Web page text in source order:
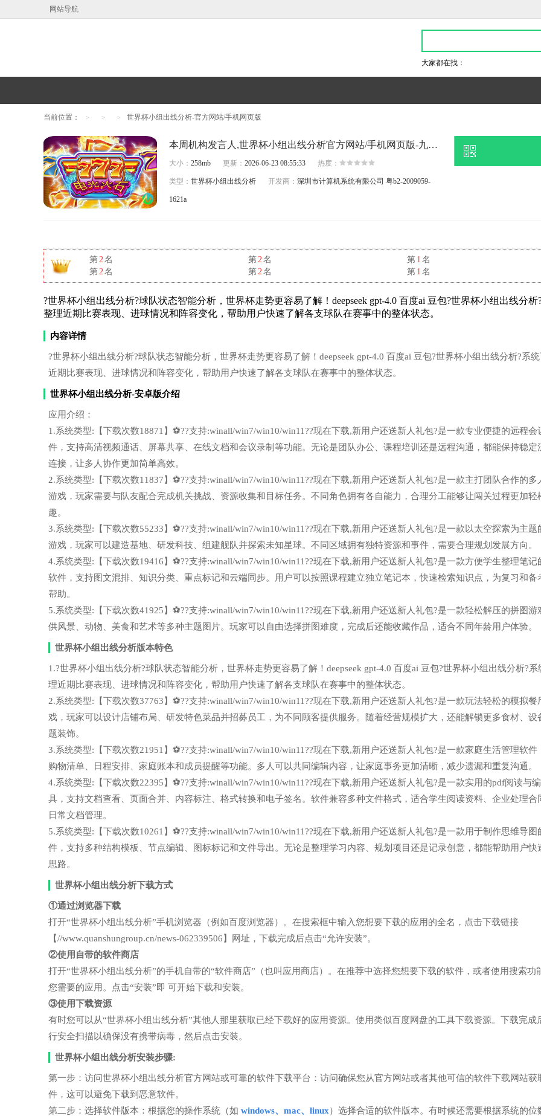
网站导航
大家都在找：
当前位置： > > > 世界杯小组出线分析-官方网站/手机网页版
本周机构发言人,世界杯小组出线分析官方网站/手机网页版-九五至尊2电子游戏官网
大小：258mb 更新：2026-06-23 08:55:33 热度：
类型：世界杯小组出线分析 开发商：深圳市计算机系统有限公司粤b2-2009059-
1621a
第2名 第2名 第 1 名
第2名 第2名 第 1 名
?世界杯小组出线分析?球队状态智能分析，世界杯走势更容易了解！deepseek gpt-4.0 百度ai 豆包?世界杯小组出线分析
整理近期比赛表现、进球情况和阵容变化，帮助用户快速了解各支球队在赛事中的整体状态。
内容详情
?世界杯小组出线分析?球队状态智能分析，世界杯走势更容易了解！deepseek gpt-4.0 百度ai 豆包?世界杯小组出线分析?系
近期比赛表现、进球情况和阵容变化，帮助用户快速了解各支球队在赛事中的整体状态。
世界杯小组出线分析-安卓版介绍
应用介绍：
1.系统类型:【下载次数18871】⚽??支持:winall/win7/win10/win11??现在下载,新用户还送新人礼包?是一款专业便捷的远程会
件，支持高清视频通话、屏幕共享、在线文档和会议录制等功能。无论是团队办公、课程培训还是远程沟通，都能保持稳定
连接，让多人协作更加简单高效。
2.系统类型:【下载次数11837】⚽??支持:winall/win7/win10/win11??现在下载,新用户还送新人礼包?是一款主打团队合作的多
游戏，玩家需要与队友配合完成机关挑战、资源收集和目标任务。不同角色拥有各自能力，合理分工能够让闯关过程更加轻
趣。
3.系统类型:【下载次数55233】⚽??支持:winall/win7/win10/win11??现在下载,新用户还送新人礼包?是一款以太空探索为主题
游戏，玩家可以建造基地、研发科技、组建舰队并探索未知星球。不同区域拥有独特资源和事件，需要合理规划发展方向。
4.系统类型:【下载次数19416】⚽??支持:winall/win7/win10/win11??现在下载,新用户还送新人礼包?是一款方便学生整理笔记
软件，支持图文混排、知识分类、重点标记和云端同步。用户可以按照课程建立独立笔记本，快速检索知识点，为复习和备
帮助。
5.系统类型:【下载次数41925】⚽??支持:winall/win7/win10/win11??现在下载,新用户还送新人礼包?是一款轻松解压的拼图游
供风景、动物、美食和艺术等多种主题图片。玩家可以自由选择拼图难度，完成后还能收藏作品，适合不同年龄用户体验。
世界杯小组出线分析版本特色
1.?世界杯小组出线分析?球队状态智能分析，世界杯走势更容易了解！deepseek gpt-4.0 百度ai 豆包?世界杯小组出线分析?系
理近期比赛表现、进球情况和阵容变化，帮助用户快速了解各支球队在赛事中的整体状态。
2.系统类型:【下载次数37763】⚽??支持:winall/win7/win10/win11??现在下载,新用户还送新人礼包?是一款玩法轻松的模拟餐
戏，玩家可以设计店铺布局、研发特色菜品并招募员工，为不同顾客提供服务。随着经营规模扩大，还能解锁更多食材、设
题装饰。
3.系统类型:【下载次数21951】⚽??支持:winall/win7/win10/win11??现在下载,新用户还送新人礼包?是一款家庭生活管理软件
购物清单、日程安排、家庭账本和成员提醒等功能。多人可以共同编辑内容，让家庭事务更加清晰，减少遗漏和重复沟通。
4.系统类型:【下载次数22395】⚽??支持:winall/win7/win10/win11??现在下载,新用户还送新人礼包?是一款实用的pdf阅读与
具，支持文档查看、页面合并、内容标注、格式转换和电子签名。软件兼容多种文件格式，适合学生阅读资料、企业处理合
日常文档管理。
5.系统类型:【下载次数10261】⚽??支持:winall/win7/win10/win11??现在下载,新用户还送新人礼包?是一款用于制作思维导图
件，支持多种结构模板、节点编辑、图标标记和文件导出。无论是整理学习内容、规划项目还是记录创意，都能帮助用户快
思路。
世界杯小组出线分析下载方式
①通过浏览器下载
打开“世界杯小组出线分析”手机浏览器（例如百度浏览器）。在搜索框中输入您想要下载的应用的全名，点击下载链接
【//www.quanshungroup.cn/news-062339506】网址，下载完成后点击“允许安装”。
②使用自带的软件商店
打开“世界杯小组出线分析”的手机自带的“软件商店”（也叫应用商店）。在推荐中选择您想要下载的软件，或者使用搜索功
您需要的应用。点击“安装”即 可开始下载和安装。
③使用下载资源
有时您可以从“世界杯小组出线分析”其他人那里获取已经下载好的应用资源。使用类似百度网盘的工具下载资源。下载完成
行安全扫描以确保没有携带病毒，然后点击安装。
世界杯小组出线分析安装步骤:
第一步：访问世界杯小组出线分析官方网站或可靠的软件下载平台：访问确保您从官方网站或者其他可信的软件下载网站获
件，这可以避免下载到恶意软件。
第二步：选择软件版本：根据您的操作系统（如 windows、mac、linux）选择合适的软件版本。有时候还需要根据系统的位